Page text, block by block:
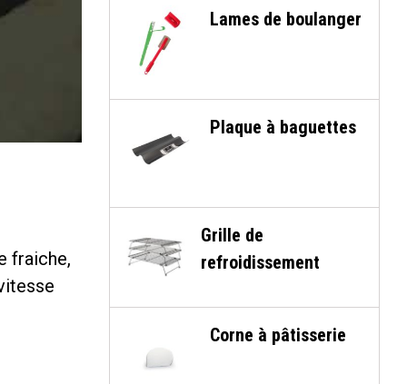
fraiche,
Lames de boulanger
Plaque à baguettes
Grille de
refroidissement
Corne à pâtisserie